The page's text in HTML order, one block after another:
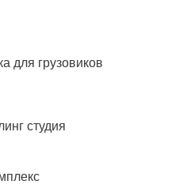
для грузовиков
студия